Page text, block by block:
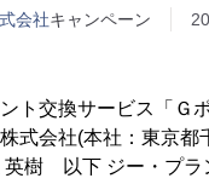
会社キャンペーン
ト交換サービス「Ｇ
式会社(本社：東京都
英樹 以下 ジー・プラ